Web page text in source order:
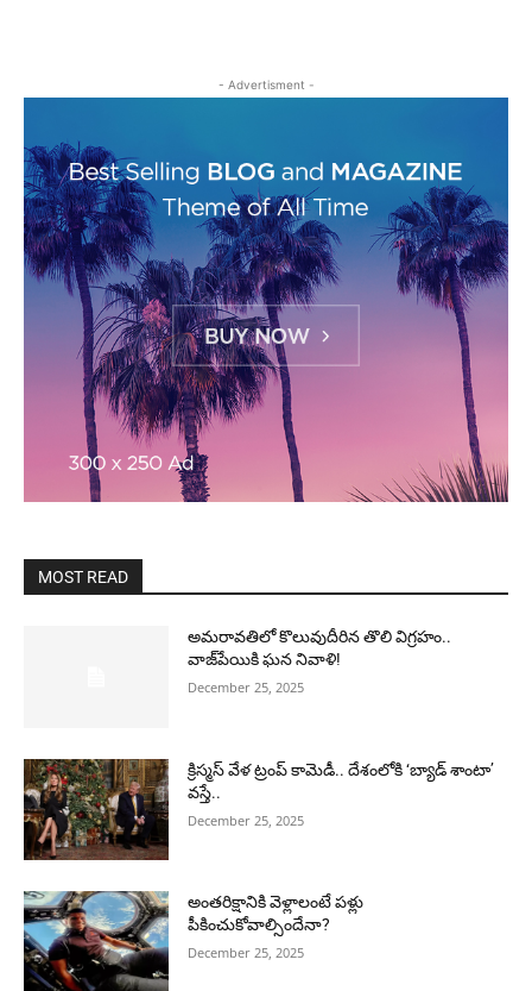
- Advertisment -
MOST READ
అమరావతిలో కొలువుదీరిన తొలి విగ్రహం..
వాజ్‌పేయికి ఘన నివాళి!
December 25, 2025
క్రిస్మస్ వేళ ట్రంప్ కామెడీ.. దేశంలోకి ‘బ్యాడ్ శాంటా’
వస్తే..
December 25, 2025
అంతరిక్షానికి వెళ్లాలంటే పళ్లు
పీకించుకోవాల్సిందేనా?
December 25, 2025